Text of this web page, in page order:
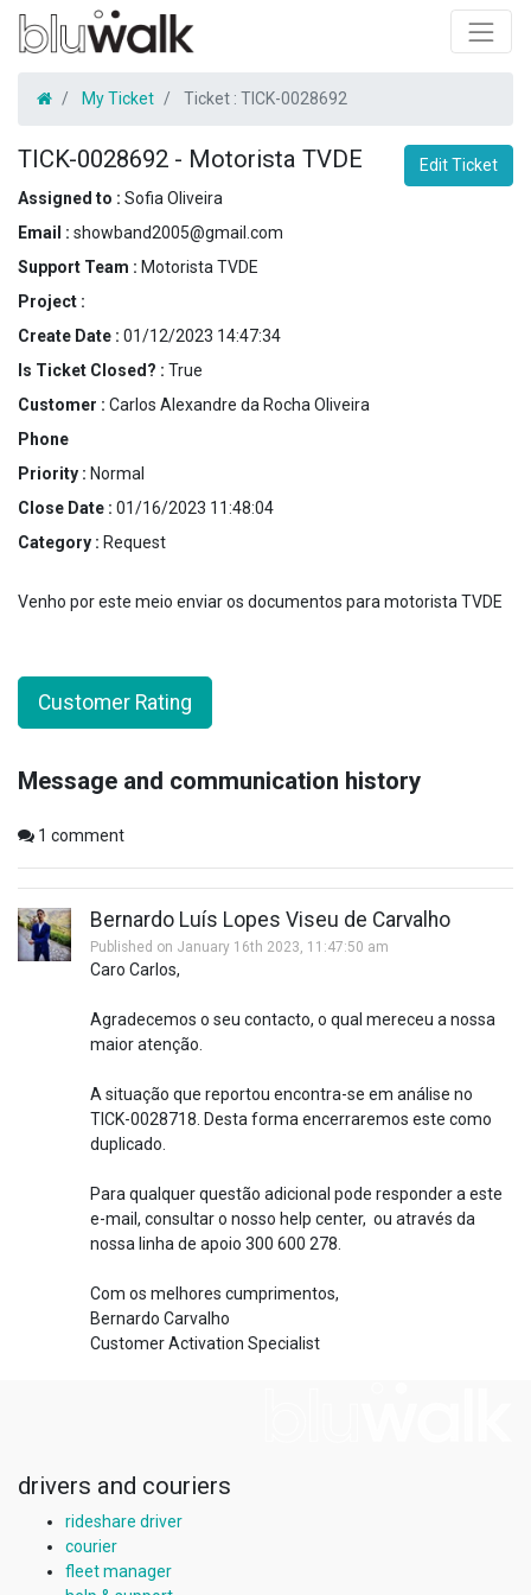
My Ticket Ticket : TICK-0028692
TICK-0028692 - Motorista TVDE
Edit Ticket
Assigned to : Sofia Oliveira
Email : showband2005@gmail.com
Support Team : Motorista TVDE
Project :
Create Date : 01/12/2023 14:47:34
Is Ticket Closed? : True
Customer : Carlos Alexandre da Rocha Oliveira
Phone
Priority : Normal
Close Date : 01/16/2023 11:48:04
Category : Request
Venho por este meio enviar os documentos para motorista TVDE
Customer Rating
Message and communication history
1 comment
Bernardo Luís Lopes Viseu de Carvalho
Published on January 16th 2023, 11:47:50 am
Caro Carlos,
Agradecemos o seu contacto, o qual mereceu a nossa
maior atenção.
A situação que reportou encontra-se em análise no
TICK-0028718. Desta forma encerraremos este como
duplicado.
Para qualquer questão adicional pode responder a este
e-mail, consultar o nosso help center, ou através da
nossa linha de apoio 300 600 278.
Com os melhores cumprimentos,
Bernardo Carvalho
Customer Activation Specialist
drivers and couriers
rideshare driver
courier
fleet manager